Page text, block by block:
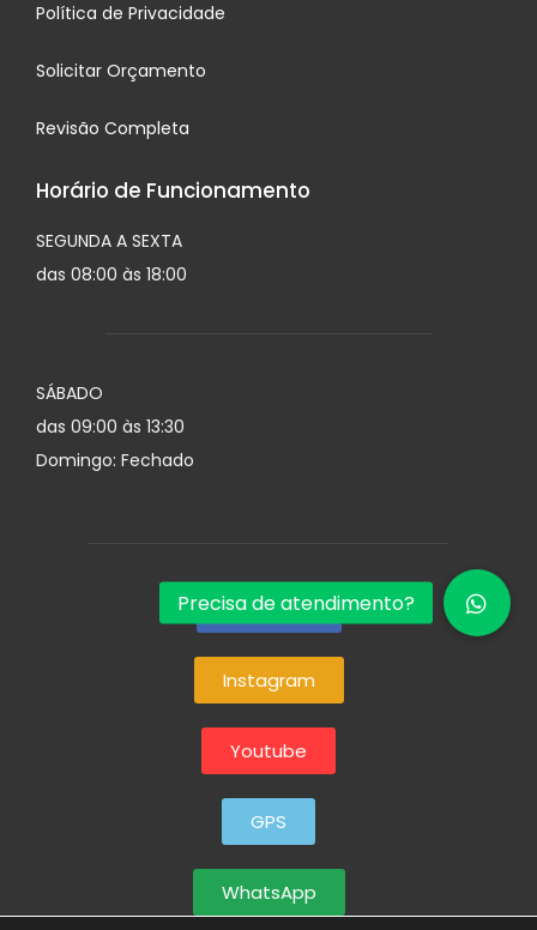
Política de Privacidade
Solicitar Orçamento
Revisão Completa
Horário de Funcionamento
SEGUNDA A SEXTA
das 08:00 às 18:00
SÁBADO
das 09:00 às 13:30
Domingo: Fechado
Facebook
Instagram
Youtube
GPS
WhatsApp